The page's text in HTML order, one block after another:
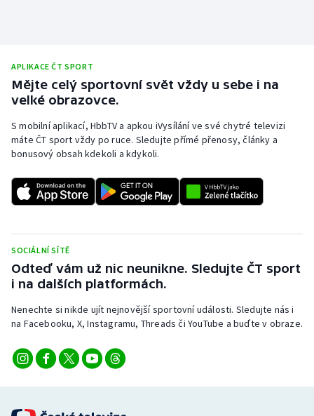
APLIKACE ČT SPORT
Mějte celý sportovní svět vždy u sebe i na
velké obrazovce.
S mobilní aplikací, HbbTV a apkou iVysílání ve své chytré televizi
máte ČT sport vždy po ruce. Sledujte přímé přenosy, články a
bonusový obsah kdekoli a kdykoli.
SOCIÁLNÍ SÍTĚ
Odteď vám už nic neunikne. Sledujte ČT sport
i na dalších platformách.
Nenechte si nikde ujít nejnovější sportovní události. Sledujte nás i
na Facebooku, X, Instagramu, Threads či YouTube a buďte v obraze.